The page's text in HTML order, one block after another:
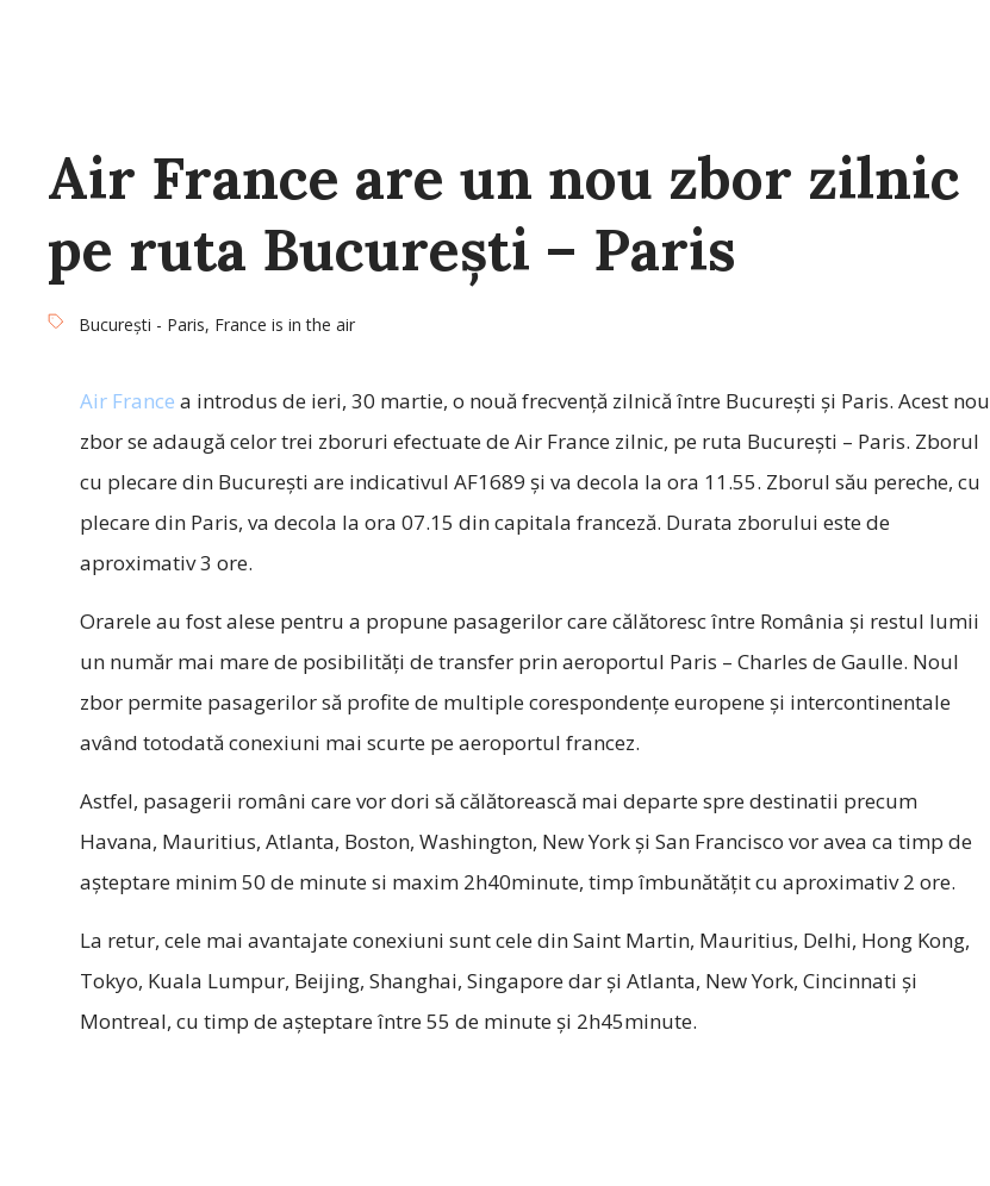
Air France are un nou zbor zilnic
pe ruta București – Paris
București - Paris, France is in the air
Air France a introdus de ieri, 30 martie, o nouă frecvență zilnică între București și Paris. Acest nou
zbor se adaugă celor trei zboruri efectuate de Air France zilnic, pe ruta București – Paris. Zborul
cu plecare din București are indicativul AF1689 și va decola la ora 11.55. Zborul său pereche, cu
plecare din Paris, va decola la ora 07.15 din capitala franceză. Durata zborului este de
aproximativ 3 ore.
Orarele au fost alese pentru a propune pasagerilor care călătoresc între România şi restul lumii
un număr mai mare de posibilități de transfer prin aeroportul Paris – Charles de Gaulle. Noul
zbor permite pasagerilor să profite de multiple corespondențe europene și intercontinentale
având totodată conexiuni mai scurte pe aeroportul francez.
Astfel, pasagerii români care vor dori să călătorească mai departe spre destinatii precum
Havana, Mauritius, Atlanta, Boston, Washington, New York și San Francisco vor avea ca timp de
așteptare minim 50 de minute si maxim 2h40minute, timp îmbunătățit cu aproximativ 2 ore.
La retur, cele mai avantajate conexiuni sunt cele din Saint Martin, Mauritius, Delhi, Hong Kong,
Tokyo, Kuala Lumpur, Beijing, Shanghai, Singapore dar și Atlanta, New York, Cincinnati și
Montreal, cu timp de așteptare între 55 de minute și 2h45minute.